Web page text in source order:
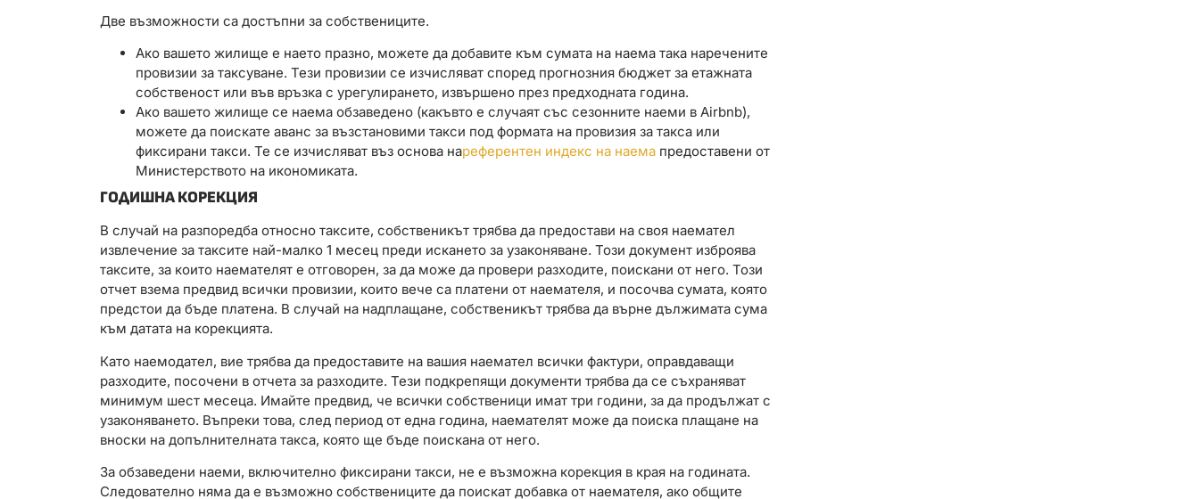
Две възможности са достъпни за собствениците.
Ако вашето жилище е наето празно, можете да добавите към сумата на наема така наречените
провизии за таксуване. Тези провизии се изчисляват според прогнозния бюджет за етажната
собственост или във връзка с урегулирането, извършено през предходната година.
Ако вашето жилище се наема обзаведено (какъвто е случаят със сезонните наеми в Airbnb),
можете да поискате аванс за възстановими такси под формата на провизия за такса или
фиксирани такси. Те се изчисляват въз основа нареферентен индекс на наема предоставени от
Министерството на икономиката.
ГОДИШНА КОРЕКЦИЯ
В случай на разпоредба относно таксите, собственикът трябва да предостави на своя наемател
извлечение за таксите най-малко 1 месец преди искането за узаконяване. Този документ изброява
таксите, за които наемателят е отговорен, за да може да провери разходите, поискани от него. Този
отчет взема предвид всички провизии, които вече са платени от наемателя, и посочва сумата, която
предстои да бъде платена. В случай на надплащане, собственикът трябва да върне дължимата сума
към датата на корекцията.
Като наемодател, вие трябва да предоставите на вашия наемател всички фактури, оправдаващи
разходите, посочени в отчета за разходите. Тези подкрепящи документи трябва да се съхраняват
минимум шест месеца. Имайте предвид, че всички собственици имат три години, за да продължат с
узаконяването. Въпреки това, след период от една година, наемателят може да поиска плащане на
вноски на допълнителната такса, която ще бъде поискана от него.
За обзаведени наеми, включително фиксирани такси, не е възможна корекция в края на годината.
Следователно няма да е възможно собствениците да поискат добавка от наемателя, ако общите